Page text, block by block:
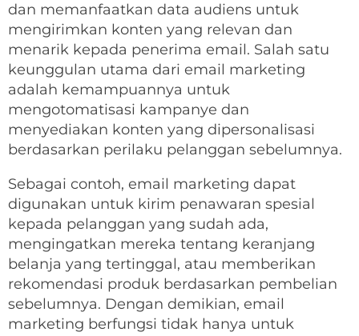
dan memanfaatkan data audiens untuk
mengirimkan konten yang relevan dan
menarik kepada penerima email. Salah satu
keunggulan utama dari email marketing
adalah kemampuannya untuk
mengotomatisasi kampanye dan
menyediakan konten yang dipersonalisasi
berdasarkan perilaku pelanggan sebelumnya.
Sebagai contoh, email marketing dapat
digunakan untuk kirim penawaran spesial
kepada pelanggan yang sudah ada,
mengingatkan mereka tentang keranjang
belanja yang tertinggal, atau memberikan
rekomendasi produk berdasarkan pembelian
sebelumnya. Dengan demikian, email
marketing berfungsi tidak hanya untuk